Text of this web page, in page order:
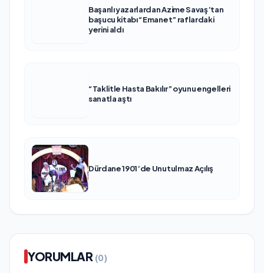
Başarılı yazarlardan Azime Savaş’tan
başucu kitabı “Emanet” raflardaki
yerini aldı
“Taklitle Hasta Bakılır” oyunu engelleri
sanatla aştı
Dürdane 1901’de Unutulmaz Açılış
YORUMLAR (0)